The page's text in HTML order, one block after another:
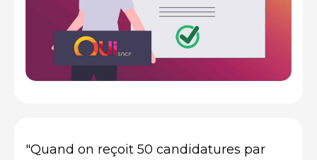
"Quand on reçoit 50 candidatures par